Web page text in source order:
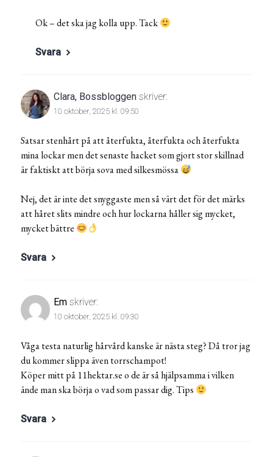
Ok – det ska jag kolla upp. Tack
Svara
Clara, Bossbloggen skriver:
10 oktober, 2025 kl. 09:50
Satsar stenhårt på att återfukta, återfukta och återfukta
mina lockar men det senaste hacket som gjort stor skillnad
är faktiskt att börja sova med silkesmössa
Nej, det är inte det snyggaste men så värt det för det märks
att håret slits mindre och hur lockarna håller sig mycket,
mycket bättre
Svara
Em skriver:
10 oktober, 2025 kl. 09:30
Våga testa naturlig hårvård kanske är nästa steg? Då tror jag
du kommer slippa även torrschampot!
Köper mitt på 11hektar.se o de är så hjälpsamma i vilken
ände man ska börja o vad som passar dig. Tips
Svara